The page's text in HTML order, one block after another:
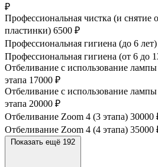
₽
Профессиональная чистка (и снятие
пластинки) 6500 ₽
Профессиональная гигиена (до 6 лет)
Профессиональная гигиена (от 6 до
Отбеливание с использование
этапа 17000 ₽
Отбеливание с использование
этапа 20000 ₽
Отбеливание Zoom 4 (3 этапа) 30000
Отбеливание Zoom 4 (4 этапа) 35000
Показать ещё 192